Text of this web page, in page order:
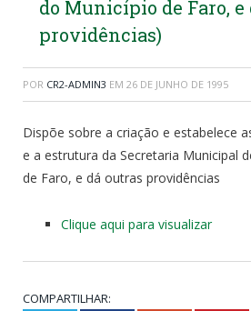
do Município de Faro, e
providências)
POR CR2-ADMIN3 EM 26 DE JUNHO DE 1995
Dispõe sobre a criação e estabelece
e a estrutura da Secretaria Municipal
de Faro, e dá outras providências
Clique aqui para visualizar
COMPARTILHAR: